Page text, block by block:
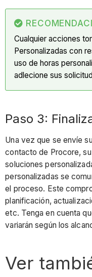
Cualquier acciones
Personalizadas con
uso de horas
adlecione sus
Paso 3:
Una vez que se envíe
contacto de Procore,
soluciones
personalizadas se
el proceso. Este
planificación,
etc. Tenga en cuenta
variarán según los
Ver